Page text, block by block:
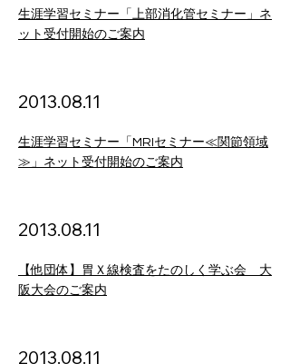
生涯学習セミナー「上部消化管セミナー」ネ
ット受付開始のご案内
2013.08.11
生涯学習セミナー「MRIセミナー≪関節領域
≫」ネット受付開始のご案内
2013.08.11
【他団体】胃Ｘ線検査をたのしく学ぶ会 大
阪大会のご案内
2013.08.11